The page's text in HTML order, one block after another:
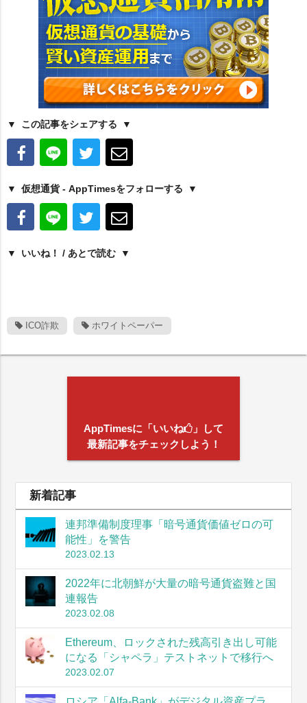
この記事をシェアする
仮想通貨 - AppTimesをフォローする
いいね！ / あとで読む
ICO詐欺 ホワイトペーパー
AppTimesに「いいね
」して
最新記事をチェックしよう！
新着記事
連邦準備制度理事「暗号通貨価値ゼロの可
能性」を警告
2023.02.13
2022年に北朝鮮が大量の暗号通貨盗難と国
連報告
2023.02.08
Ethereum、ロックされた残高引き出し可能
になる「シャペラ」テストネットで移行へ
2023.02.07